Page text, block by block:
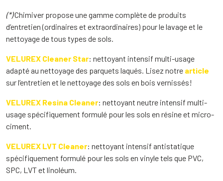
(*)Chimiver propose une gamme complète de produits
d’entretien (ordinaires et extraordinaires) pour le lavage et le
nettoyage de tous types de sols.
VELUREX Cleaner Star: nettoyant intensif multi-usage
adapté au nettoyage des parquets laqués. Lisez notre article
sur l’entretien et le nettoyage des sols en bois vernissés!
VELUREX Resina Cleaner: nettoyant neutre intensif multi-
usage spécifiquement formulé pour les sols en résine et micro-
ciment.
VELUREX LVT Cleaner: nettoyant intensif antistatique
spécifiquement formulé pour les sols en vinyle tels que PVC,
SPC, LVT et linoléum.